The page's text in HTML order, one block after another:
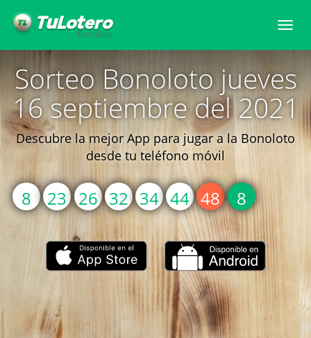
Sorteo Bonoloto jueves
16 septiembre del 2021
Descubre la mejor App para jugar a la Bonoloto
desde tu teléfono móvil
8 23 26 32 34 44 48 8